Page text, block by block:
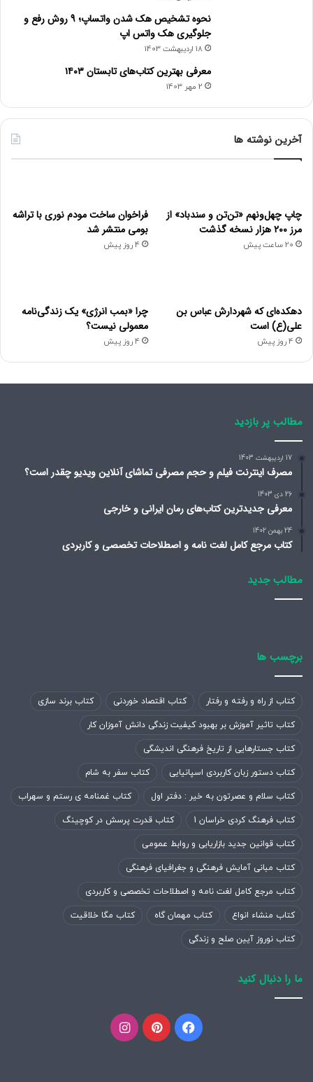
نحوه تشخیص هک شدن واتساپ؛ 9 روش رفع و
جلوگیری هک واتس اپ
18 اردیبهشت 1403
معرفی بهترین کتاب‌های تابستان ۱۴۰۳
2 مهر 1403
آخرین نوشته ها
چاپ چهل‌ونهم «تن‌تن و سندباد» از
مرز ۲۰۰ هزار نسخه گذشت
20 ساعت پیش
فراخوان ساخت مودم نوری با تراشه
بومی منتشر شد
4 روز پیش
دهکده‌ای که شهردارش عباس بن
علی(ع) است
4 روز پیش
چرا «بمب انرژی» یک زندگی‌نامه
معمولی نیست؟
4 روز پیش
مطالب پر بازدید
17 اردیبهشت 1403
مصرف اینترنت فیلم و حجم مصرفی تماشای آنلاین ویدیو چقدر است؟
26 دی 1403
معرفی جدیدترین کتاب‌های رمان ایرانی و خارجی
24 بهمن 1402
کتاب مرجع کامل لغت نامه و اصطلاحات تخصصی و کاربردی
مطالب جدید
برچسب ها
کتاب از راه و رفته و رفتار کتاب اقتصاد خوردنی کتاب برند سازی
کتاب تاثیر آموزش بر بهبود کیفیت زندگی دانش آموزان کار
کتاب جستارهایی از تاریخ فرهنگی اندیشگی
کتاب دستور زبان کاربردی اسپانیایی کتاب سفر به شام
کتاب سلام و عصرتون به خیر : دفتر اول کتاب غمنامه ی رستم و سهراب
کتاب فرهنگ کردی خراسان 1 کتاب قدرت پرسش در کوچینگ
کتاب قوانین جدید بازاریابی و روابط عمومی
کتاب مبانی آمایش فرهنگی و جغرافیای فرهنگی
کتاب مرجع کامل لغت نامه و اصطلاحات تخصصی و کاربردی
کتاب منشاء انواع کتاب مهمان گاه کتاب مگا خلاقیت
کتاب نوروز آیین صلح و زندگی
ما را دنبال کنید
فیسبوکپینتریستاینستاگرام